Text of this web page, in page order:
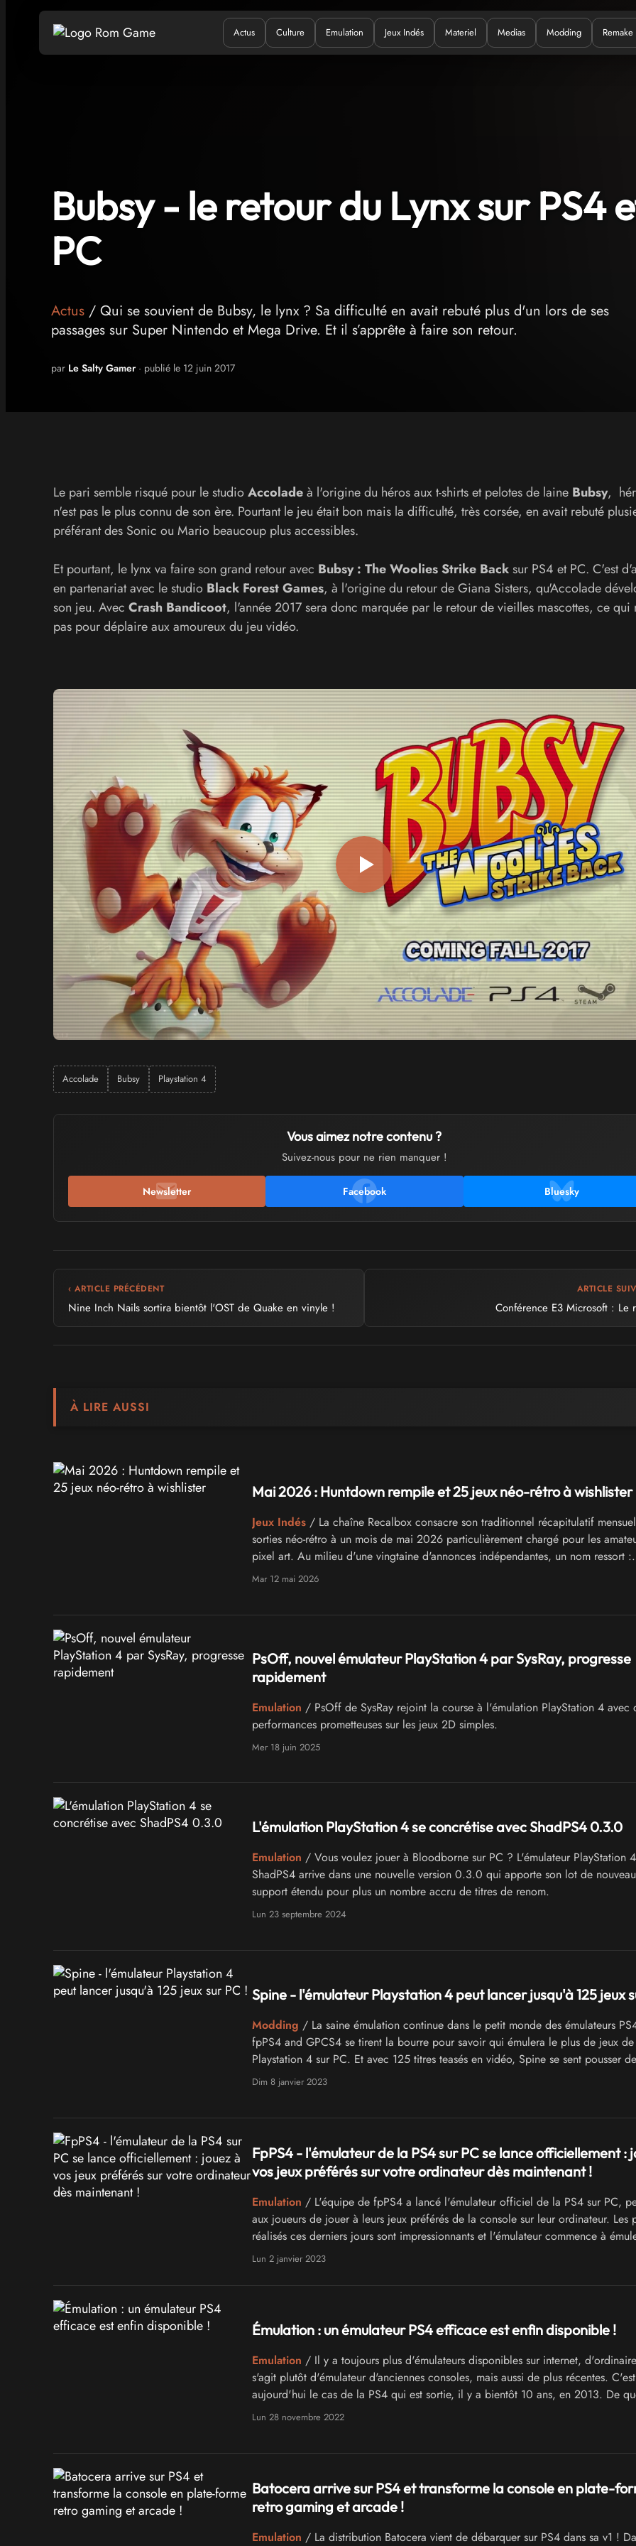
Où ? Quoi ?
Actus Culture Emulation Jeux Indés Materiel Medias Modding Remake
Bubsy - le retour du Lynx sur PS4
PC
Actus / Qui se souvient de Bubsy, le lynx ? Sa difficulté en avait rebuté plus d'un lors de ses
passages sur Super Nintendo et Mega Drive. Et il s’apprête à faire son retour.
par Le Salty Gamer· publié le 12 juin 2017
Le pari semble risqué pour le studioAccoladeà l'origine du héros aux t-shirts et pelotes de laine Bubsy,
n'est pas le plus connu de son ère. Pourtant le jeu était bon mais la difficulté, très corsée, en avait rebuté
préférant des Sonic ou Mario beaucoup plus accessibles.
Et pourtant, le lynx va faire son grand retour avec Bubsy : The Woolies Strike Backsur PS4 et PC. C'est
en partenariat avec le studio Black Forest Games, à l'origine du retour de Giana Sisters, qu'Accolade
son jeu. Avec Crash Bandicoot, l'année 2017 sera donc marquée par le retour de vieilles mascottes, ce qui
pas pour déplaire aux amoureux du jeu vidéo.
Accolade Bubsy Playstation 4
Vous aimez notre contenu ?
Suivez-nous pour ne rien manquer !
Newsletter Facebook Bluesky
‹ ARTICLE PRÉCÉDENT
Nine Inch Nails sortira bientôt l'OST de Quake en vinyle !
ARTICLE
Conférence E3 Microsoft : Le
À LIRE AUSSI
Mai 2026 : Huntdown rempile et 25 jeux néo-rétro à wishlister
Jeux Indés/ La chaîne Recalbox consacre son traditionnel récapitulatif
sorties néo-rétro à un mois de mai 2026 particulièrement chargé pour les
pixel art. Au milieu d'une vingtaine d'annonces indépendantes, un nom ressort :
Huntdown: Overtime, le préquel rogue-like signé Easy Trigger Games. Le titre
Mar 12 mai 2026
PsOff, nouvel émulateur PlayStation 4 par SysRay, progresse
rapidement
Emulation / PsOff de SysRay rejoint la course à l'émulation PlayStation 4 avec
performances prometteuses sur les jeux 2D simples.
Mer 18 juin 2025
L'émulation PlayStation 4 se concrétise avec ShadPS4 0.3.0
Emulation / Vous voulez jouer à Bloodborne sur PC ? L'émulateur PlayStation 4
ShadPS4 arrive dans une nouvelle version 0.3.0 qui apporte son lot de
support étendu pour plus un nombre accru de titres de renom.
Lun 23 septembre 2024
Spine - l'émulateur Playstation 4 peut lancer jusqu'à 125 jeux
Modding / La saine émulation continue dans le petit monde des émulateurs
fpPS4 and GPCS4 se tirent la bourre pour savoir qui émulera le plus de jeux
Playstation 4 sur PC. Et avec 125 titres teasés en vidéo, Spine se sent pousser
Dim 8 janvier 2023
FpPS4 - l'émulateur de la PS4 sur PC se lance officiellement :
vos jeux préférés sur votre ordinateur dès maintenant !
Emulation / L'équipe de fpPS4 a lancé l'émulateur officiel de la PS4 sur PC,
aux joueurs de jouer à leurs jeux préférés de la console sur leur ordinateur. Les
réalisés ces derniers jours sont impressionnants et l'émulateur commence à
manière fluide des jeux en 3D. Profitez de la puissance de votre ordinateur pour
Lun 2 janvier 2023
Émulation : un émulateur PS4 efficace est enfin disponible !
Emulation / Il y a toujours plus d'émulateurs disponibles sur internet,
s'agit plutôt d'émulateur d'anciennes consoles, mais aussi de plus récentes. C'est
aujourd'hui le cas de la PS4 qui est sortie, il y a bientôt 10 ans, en 2013. De
donner l'occasion aux joueurs PC d'essayer les quelques jeux exclusifs de la
Lun 28 novembre 2022
Batocera arrive sur PS4 et transforme la console en plate-
retro gaming et arcade !
Emulation / La distribution Batocera vient de débarquer sur PS4 dans sa v1 !